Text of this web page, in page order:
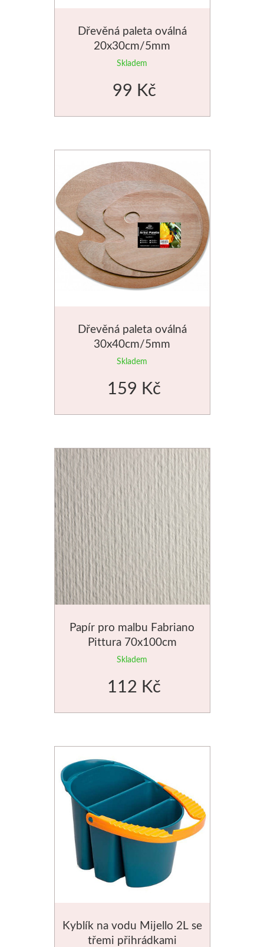
Sady
Hobby
Pryskyřice
Pfeil - Swiss made
Rydla
Dláta
Plátna
Olej
Akryl
Akvarel
Štětce
Rosa
Akvarel
Akryl
Plátna
Olejové pastely
Schmincke
Média
Dřevěná paleta oválná
20x30cm/5mm
Skladem
99 Kč
Dřevěná paleta oválná
30x40cm/5mm
Skladem
159 Kč
Papír pro malbu Fabriano
Pittura 70x100cm
Skladem
112 Kč
Kyblík na vodu Mijello 2L se
třemi přihrádkami